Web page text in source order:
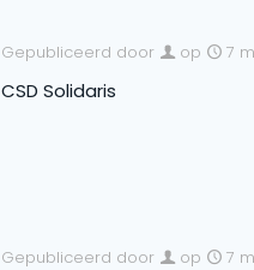
Gepubliceerd door op 7
CSD Solidaris
Gepubliceerd door op 7